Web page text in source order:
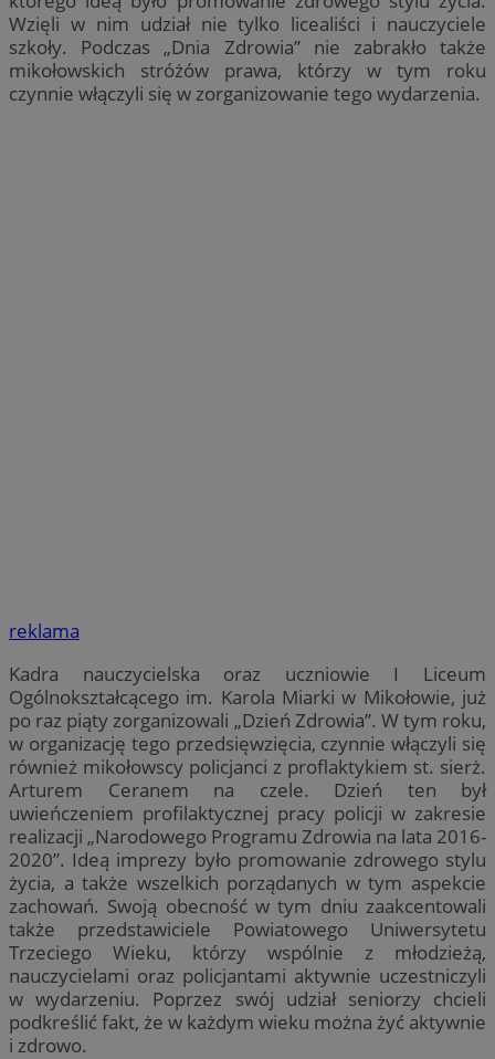
Wzięli w nim udział nie tylko licealiści i nauczyciele
szkoły. Podczas „Dnia Zdrowia” nie zabrakło także
mikołowskich stróżów prawa, którzy w tym roku
czynnie włączyli się w zorganizowanie tego wydarzenia.
reklama
Kadra nauczycielska oraz uczniowie I Liceum
Ogólnokształcącego im. Karola Miarki w Mikołowie, już
po raz piąty zorganizowali „Dzień Zdrowia”. W tym roku,
w organizację tego przedsięwzięcia, czynnie włączyli się
również mikołowscy policjanci z proflaktykiem st. sierż.
Arturem Ceranem na czele. Dzień ten był
uwieńczeniem profilaktycznej pracy policji w zakresie
realizacji „Narodowego Programu Zdrowia na lata 2016-
2020”. Ideą imprezy było promowanie zdrowego stylu
życia, a także wszelkich porządanych w tym aspekcie
zachowań. Swoją obecność w tym dniu zaakcentowali
także przedstawiciele Powiatowego Uniwersytetu
Trzeciego Wieku, którzy wspólnie z młodzieżą,
nauczycielami oraz policjantami aktywnie uczestniczyli
w wydarzeniu. Poprzez swój udział seniorzy chcieli
podkreślić fakt, że w każdym wieku można żyć aktywnie
i zdrowo.